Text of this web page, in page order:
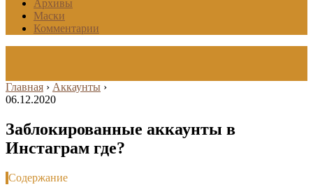
Архивы
Маски
Комментарии
Главная › Аккаунты ›
06.12.2020
Заблокированные аккаунты в
Инстаграм где?
Содержание